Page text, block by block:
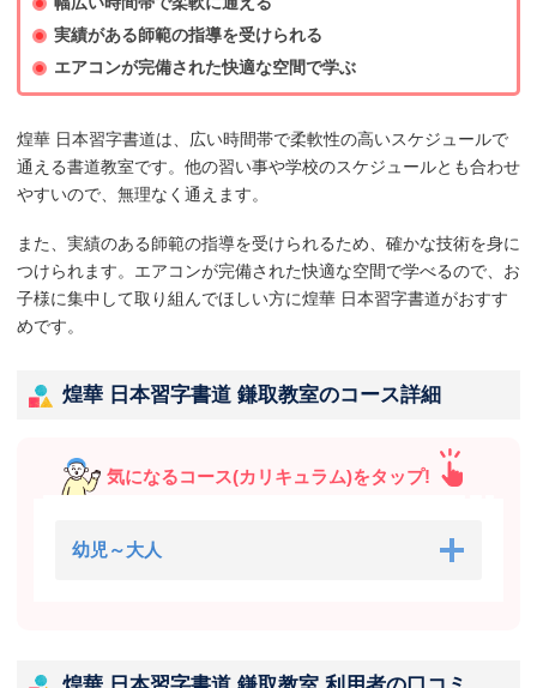
実績がある師範の指導を受けられる
エアコンが完備された快適な空間で学ぶ
煌華 日本習字書道は、広い時間帯で柔軟性の高いスケジュールで
通える書道教室です。他の習い事や学校のスケジュールとも合わせ
やすいので、無理なく通えます。
また、実績のある師範の指導を受けられるため、確かな技術を身に
つけられます。エアコンが完備された快適な空間で学べるので、お
子様に集中して取り組んでほしい方に煌華 日本習字書道がおすす
めです。
煌華 日本習字書道 鎌取教室のコース詳細
気になるコース(カリキュラム)をタップ!
幼児～大人